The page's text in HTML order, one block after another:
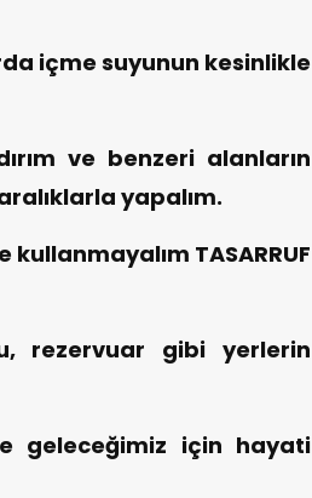
içme suyunun kesinlikle
ve benzeri alanların
yapalım.
TASARRUF
rezervuar gibi yerlerin
geleceğimiz için hayati